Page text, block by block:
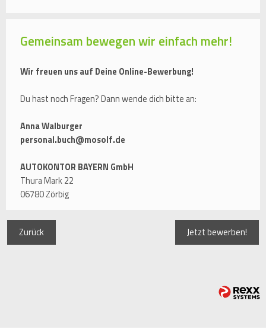
Gemeinsam bewegen wir einfach mehr!
Wir freuen uns auf Deine Online-Bewerbung!
Du hast noch Fragen? Dann wende dich bitte an:
Anna Walburger
personal.buch@mosolf.de
AUTOKONTOR BAYERN GmbH
Thura Mark 22
06780 Zörbig
Zurück Jetzt bewerben!